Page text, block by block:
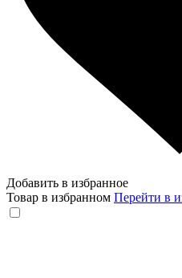
Добавить в избранное
Товар в избранном Перейти в